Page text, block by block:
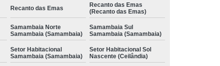
Recanto das Emas
Recanto das Emas
(Recanto das Emas)
Samambaia Norte
Samambaia (Samambaia)
Samambaia Sul
Samambaia (Samambaia)
Setor Habitacional
Samambaia (Samambaia)
Setor Habitacional Sol
Nascente (Ceilândia)